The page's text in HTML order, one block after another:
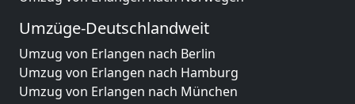
Umzüge-Deutschlandweit
Umzug von Erlangen nach Berlin
Umzug von Erlangen nach Hamburg
Umzug von Erlangen nach München